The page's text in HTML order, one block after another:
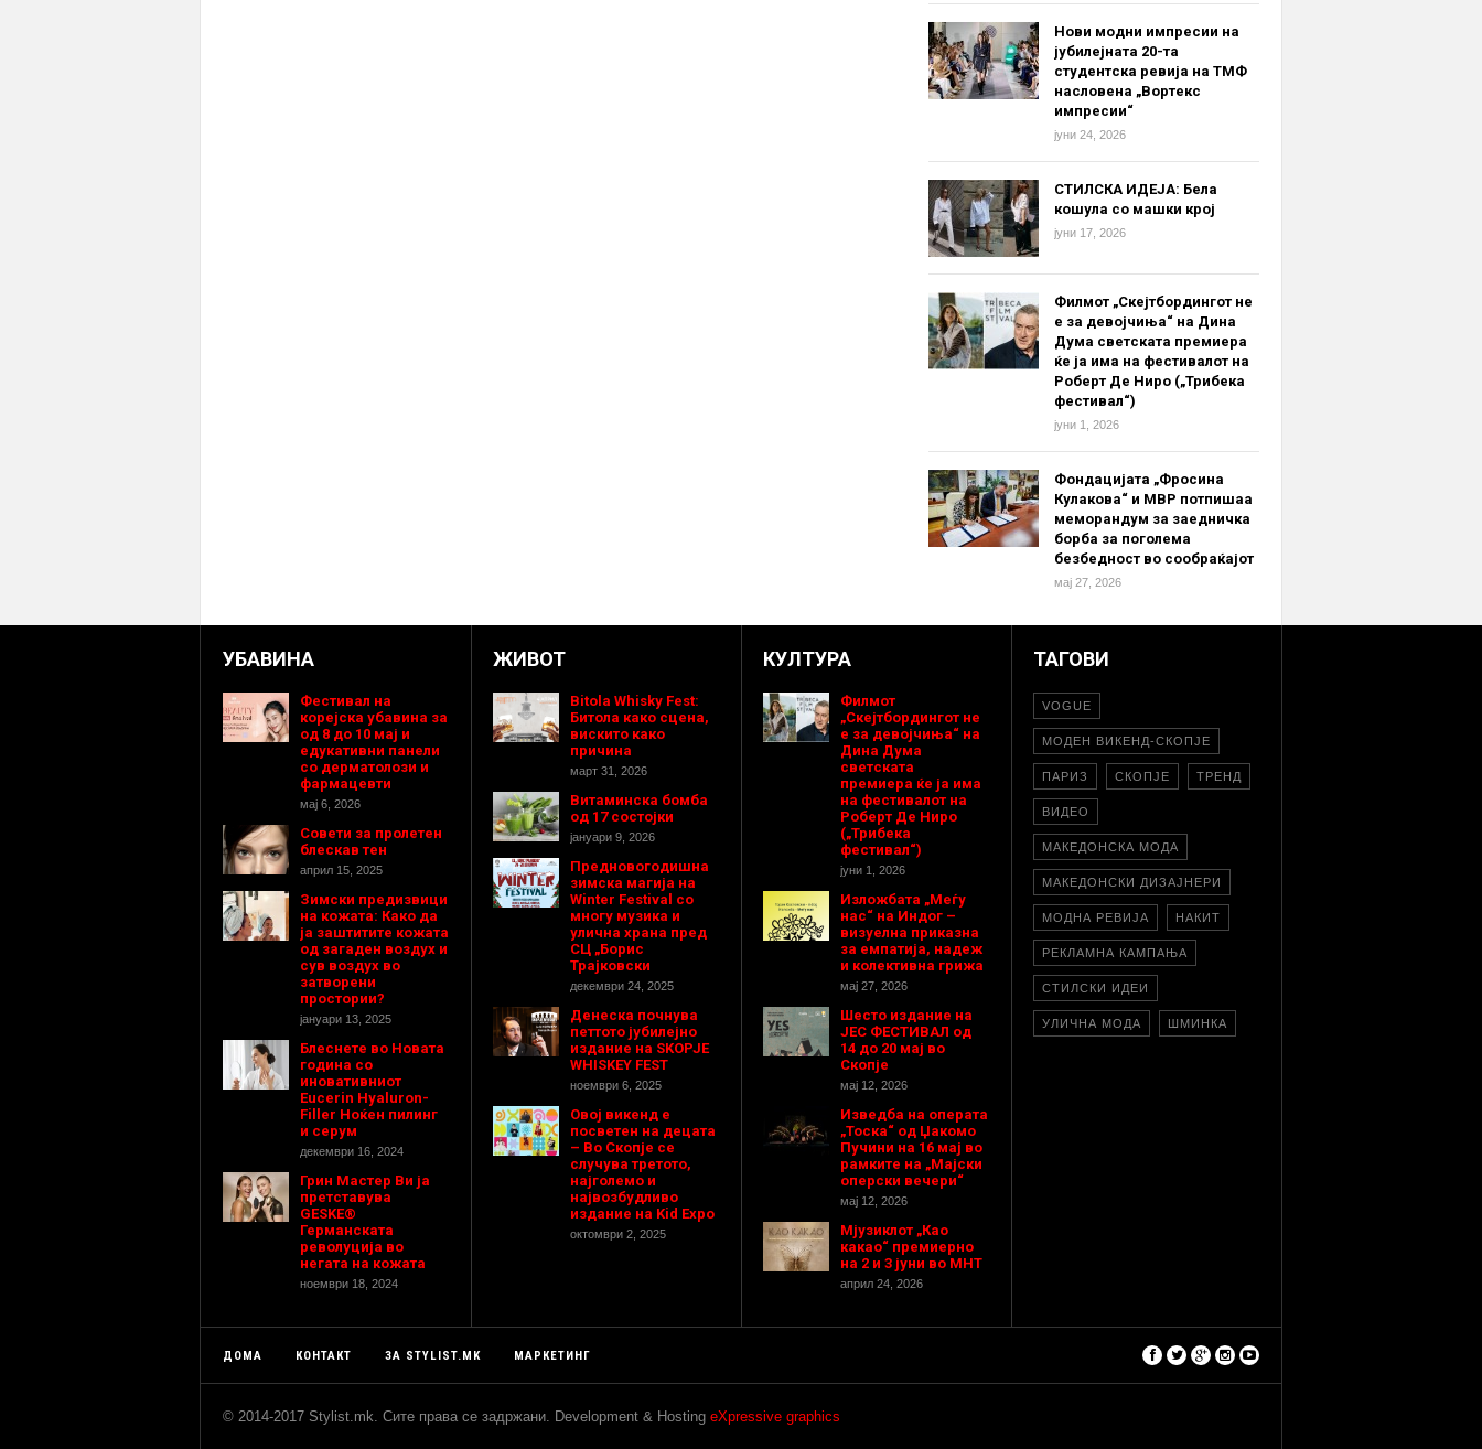
Нови модни импресии на
јубилејната 20-та
студентска ревија на ТМФ
насловена „Вортекс
импресии“
јуни 24, 2026
СТИЛСКА ИДЕЈА: Бела
кошула со машки крој
јуни 17, 2026
Филмот „Скејтбордингот не
е за девојчиња“ на Дина
Дума светската премиера
ќе ја има на фестивалот на
Роберт Де Ниро („Трибека
фестивал“)
јуни 1, 2026
Фондацијата „Фросина
Кулакова“ и МВР потпишаа
меморандум за заедничка
борба за поголема
безбедност во сообраќајот
мај 27, 2026
УБАВИНА
Фестивал на
корејска убавина за
од 8 до 10 мај и
едукативни панели
со дерматолози и
фармацевти
мај 6, 2026
Совети за пролетен
блескав тен
април 15, 2025
Зимски предизвици
на кожата: Како да
ја заштитите кожата
од загаден воздух и
сув воздух во
затворени
простории?
јануари 13, 2025
Блеснете во Новата
година со
иновативниот
Eucerin Hyaluron-
Filler Ноќен пилинг
и серум
декември 16, 2024
Грин Мастер Ви ја
претставува
GESKE®
Германската
револуција во
негата на кожата
ноември 18, 2024
ЖИВОТ
Bitola Whisky Fest:
Битола како сцена,
вискито како
причина
март 31, 2026
Витаминска бомба
од 17 состојки
јануари 9, 2026
Предновогодишнa
зимска магија на
Winter Festival со
многу музика и
улична храна пред
СЦ „Борис
Трајковски
декември 24, 2025
Денеска почнува
петтото јубилејно
издание на SKOPJE
WHISKEY FEST
ноември 6, 2025
Овој викенд е
посветен на децата
– Во Скопје се
случува третото,
најголемо и
највозбудливо
издание на Kid Expo
октомври 2, 2025
КУЛТУРА
Филмот
„Скејтбордингот не
е за девојчиња“ на
Дина Дума
светската
премиера ќе ја има
на фестивалот на
Роберт Де Ниро
(„Трибека
фестивал“)
јуни 1, 2026
Изложбата „Меѓу
нас“ на Индог –
визуелна приказна
за емпатија, надеж
и колективна грижа
мај 27, 2026
Шесто издание на
ЈЕС ФЕСТИВАЛ од
14 до 20 мај во
Скопје
мај 12, 2026
Изведба на операта
„Тоска“ од Џакомо
Пучини на 16 мај во
рамките на „Мајски
оперски вечери“
мај 12, 2026
Мјузиклот „Као
какао“ премиерно
на 2 и 3 јуни во МНТ
април 24, 2026
ТАГОВИ
VOGUE
МОДЕН ВИКЕНД-СКОПЈЕ
ПАРИЗ СКОПЈЕ ТРЕНД
ВИДЕО
МАКЕДОНСКА МОДА
МАКЕДОНСКИ ДИЗАЈНЕРИ
МОДНА РЕВИЈА НАКИТ
РЕКЛАМНА КАМПАЊА
СТИЛСКИ ИДЕИ
УЛИЧНА МОДА ШМИНКА
ДОМА КОНТАКТ ЗА STYLIST.MK МАРКЕТИНГ
© 2014-2017 Stylist.mk. Сите права се задржани. Development & Hosting eXpressive graphics